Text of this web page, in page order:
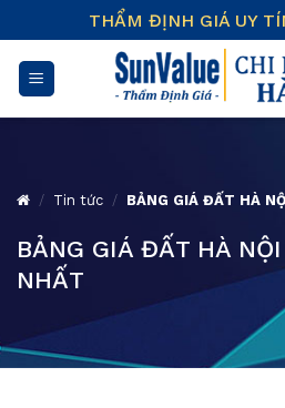
to
content
THẨM ĐỊNH GIÁ UY
/ Tin tức / BẢNG GIÁ ĐẤT HÀ
BẢNG GIÁ ĐẤT HÀ
NHẤT